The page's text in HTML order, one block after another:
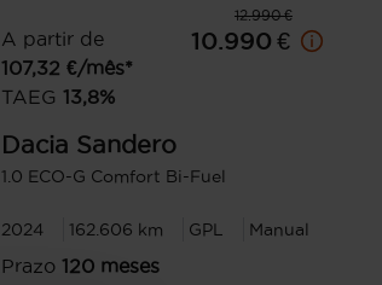
12.990 €
A partir de
107,32 €/mês*
TAEG 13,8%
10.990 €
Dacia Sandero
1.0 ECO-G Comfort Bi-Fuel
2024 162.606 km GPL Manual
Prazo 120 meses